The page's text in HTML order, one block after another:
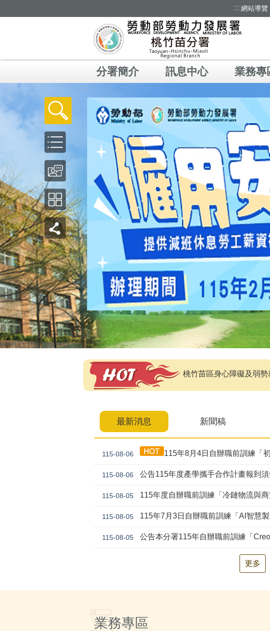
::: 網站導覽
分署簡介 訊息中心 業務專
:::
桃竹苗區身心障礙及弱
最新消息 新聞稿
115-08-06 115年8月4日自辦職前訓練「初級剪
115-08-06 公告115年度產學攜手合作計畫報到須
115-08-05 115年度自辦職前訓練「冷鏈物流與商貿
115-08-05 115年7月3日自辦職前訓練「AI智慧製造產
115-08-05 公告本分署115年自辦職前訓練「Creo(前Pro/E)機械繪圖及專題
更多
業務專區